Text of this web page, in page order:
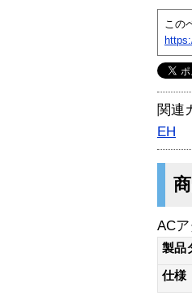
この
関連
EH
AC
製品
仕様